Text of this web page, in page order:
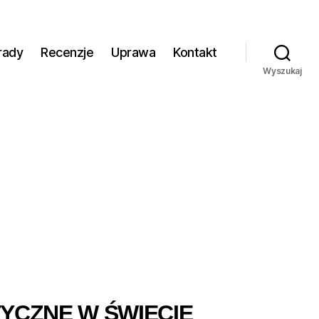
Recenzje Uprawa Kontakt
Wyszukaj
W ŚWIECIE